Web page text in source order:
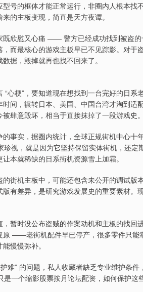
号的框体才能正常运行，非圈内人根本
的主板变现，简直是天方夜谭。
既欣慰又心痛 —— 警方已经成功找到被盗
而最核心的游戏主板早已不见踪影。对于
据，毁掉就再也找不回来了。
“心梗”，要知道现在想找到一台完好的日
间，辗转日本、美国、中国台湾才淘到
肆意毁坏，相当于直接抹掉了一段游戏史。
事实，据圈内统计，全球正规街机中心十
视，就是因为它坚持保留实体街机，还
本就稀缺的日系街机资源雪上加霜。
街机主板中，可能还包含未公开的调试版
有差异，是研究游戏发展史的重要素材
，暂时没公布盗贼的作案动机和主板的找
原 ——老街机配件早已停产，很多零件只能
慢慢弥补。
难” 的问题，私人收藏者缺乏专业维护条
一个缩影股票按月论坛配资，如何保护